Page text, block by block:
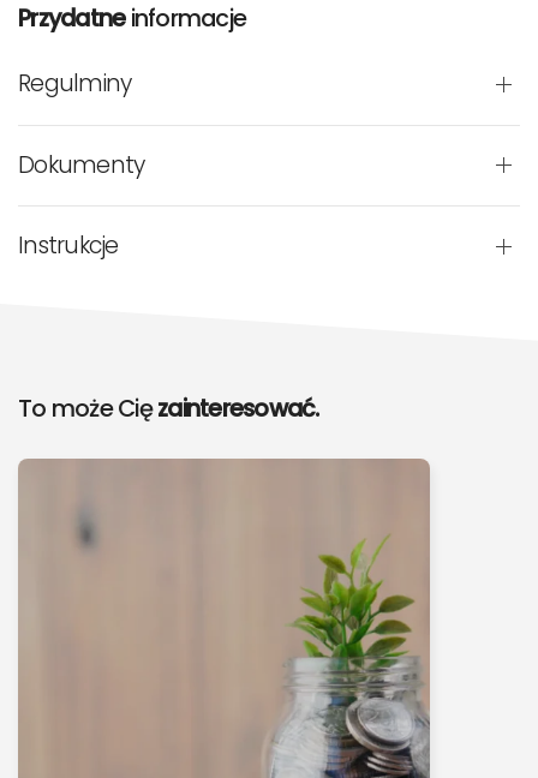
Przydatneinformacje
Regulminy
Dokumenty
Instrukcje
To może Cięzainteresować.